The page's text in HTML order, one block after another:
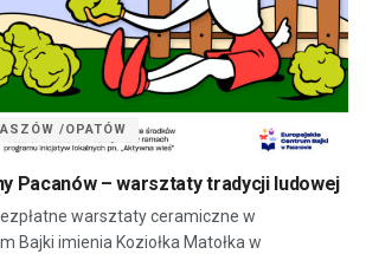
/OPATÓW
Pacanów – warsztaty tradycji ludowej
warsztaty ceramiczne w
Bajki imienia Koziołka Matołka w